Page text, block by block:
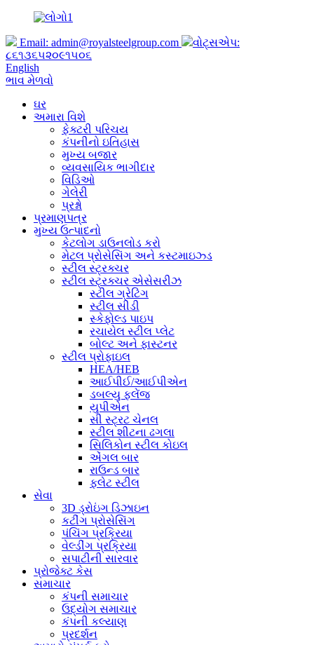
Email: admin@royalsteelgroup.com
વોટ્સએપ:
૮૬૧૩૬૫૨૦૯૧૫૦૬
English
ભાવ મેળવો
ઘર
અમારા વિશે
ફેક્ટરી પરિચય
કંપનીનો ઇતિહાસ
મુખ્ય બજાર
વ્યવસાયિક ભાગીદાર
વિડિઓ
ગેલેરી
પ્રશ્નો
પ્રમાણપત્ર
મુખ્ય ઉત્પાદનો
કેટલોગ ડાઉનલોડ કરો
મેટલ પ્રોસેસિંગ અને કસ્ટમાઇઝ્ડ
સ્ટીલ સ્ટ્રક્ચર
સ્ટીલ સ્ટ્રક્ચર એસેસરીઝ
સ્ટીલ ગ્રેટિંગ
સ્ટીલ સીડી
સ્કેફોલ્ડ પાઇપ
રચાયેલ સ્ટીલ પ્લેટ
બોલ્ટ અને ફાસ્ટનર
સ્ટીલ પ્રોફાઇલ
HEA/HEB
આઈપીઈ/આઈપીએન
ડબલ્યુ ફ્લેંજ
યુપીએન
સી સ્ટ્રટ ચેનલ
સ્ટીલ શીટના ઢગલા
સિલિકોન સ્ટીલ કોઇલ
એંગલ બાર
રાઉન્ડ બાર
ફ્લેટ સ્ટીલ
સેવા
3D ડ્રોઇંગ ડિઝાઇન
કટીંગ પ્રોસેસિંગ
પંચિંગ પ્રક્રિયા
વેલ્ડીંગ પ્રક્રિયા
સપાટીની સારવાર
પ્રોજેક્ટ કેસ
સમાચાર
કંપની સમાચાર
ઉદ્યોગ સમાચાર
કંપની કલ્યાણ
પ્રદર્શન